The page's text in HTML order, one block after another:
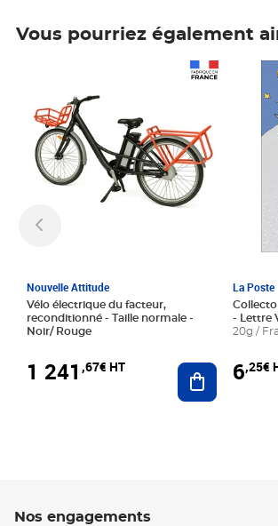
Vous pourriez également
Nouvelle Attitude
Vélo électrique du facteur,
reconditionné - Taille normale -
Noir/ Rouge
1 241 ,67€ HT Ajouter au
La Poste
- Lettre
20g /
6,25€
Prix
Nos engagements